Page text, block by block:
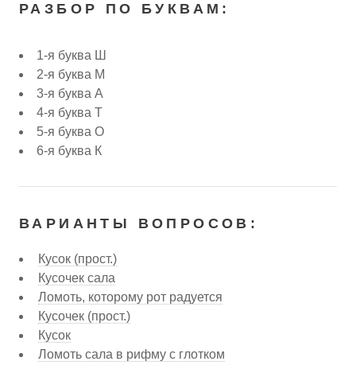
РАЗБОР ПО БУКВАМ:
1-я буква Ш
2-я буква М
3-я буква А
4-я буква Т
5-я буква О
6-я буква К
ВАРИАНТЫ ВОПРОСОВ:
Кусок (прост.)
Кусочек сала
Ломоть, которому рот радуется
Кусочек (прост.)
Кусок
Ломоть сала в рифму с глотком